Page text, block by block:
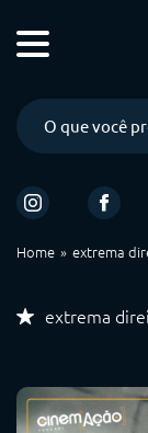
Home extrema
extrema